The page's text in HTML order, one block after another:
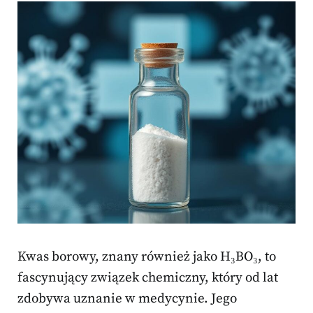
Kwas borowy, znany również jako H₃BO₃, to
fascynujący związek chemiczny, który od lat
zdobywa uznanie w medycynie. Jego